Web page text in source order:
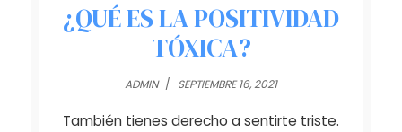
¿QUÉ ES LA POSITIVIDAD
TÓXICA?
ADMIN / SEPTIEMBRE 16, 2021
También tienes derecho a sentirte triste.